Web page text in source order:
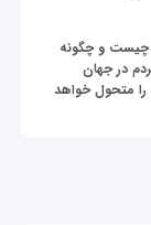
چیست و چگونه
در جهان
را متحول خواهد